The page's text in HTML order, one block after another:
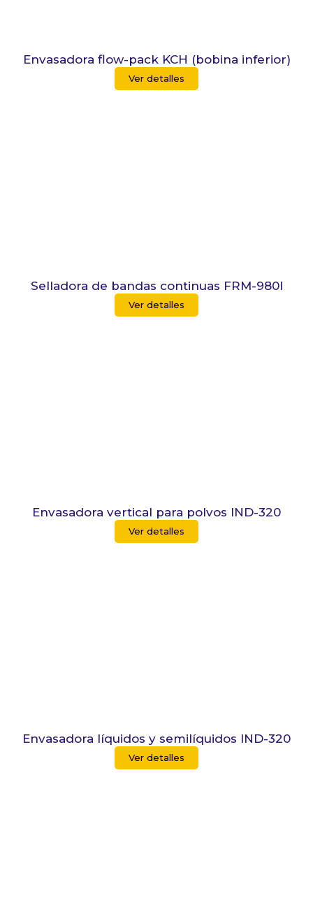
Envasadora flow-pack KCH (bobina inferior)
Ver detalles
Selladora de bandas continuas FRM-980I
Ver detalles
Envasadora vertical para polvos IND-320
Ver detalles
Envasadora líquidos y semilíquidos IND-320
Ver detalles